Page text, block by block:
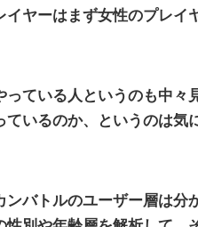
ヤーはまず女性のプレイ
っている人というのも中々
いるのか、というのは気
バトルのユーザー層は分